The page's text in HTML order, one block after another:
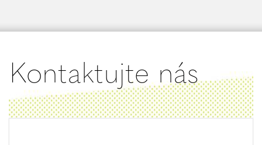
Kontaktujte nás